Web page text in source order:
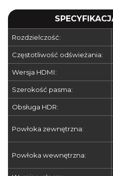
Rozdzielczość:
Częstotliwość odświeżania:
Wersja HDMI:
Szerokość pasma:
Obsługa HDR:
Powłoka zewnętrzna:
Powłoka wewnętrzna: